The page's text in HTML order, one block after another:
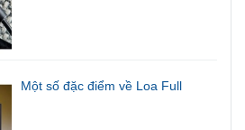
Một số đặc điểm về Loa Full